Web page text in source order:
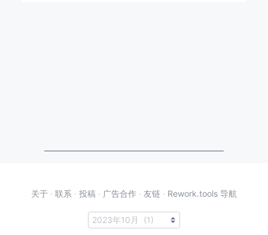
关于 · 联系 · 投稿 · 广告合作 · 友链 · Rework.tools 导航